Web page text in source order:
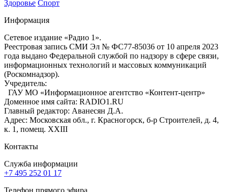
Здоровье Спорт
Информация
Сетевое издание «Радио 1».
Реестровая запись СМИ Эл № ФС77-85036 от 10 апреля 2023
года выдано Федеральной службой по надзору в сфере связи,
информационных технологий и массовых коммуникаций
(Роскомнадзор).
Учредитель:
ГАУ МО «Информационное агентство «Контент-центр»
Доменное имя сайта: RADIO1.RU
Главный редактор: Аванесян Д.А.
Адрес: Московская обл., г. Красногорск, б-р Строителей, д. 4,
к. 1, помещ. XXIII
Контакты
Служба информации
+7 495 252 01 17